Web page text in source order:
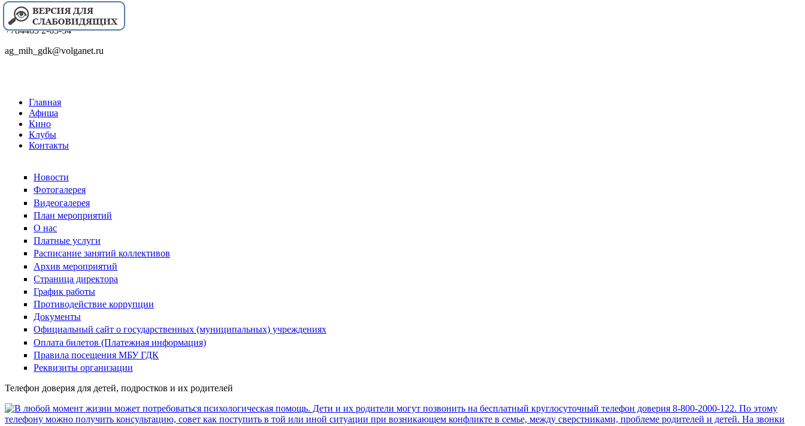
+784463 2-63-54
ag_mih_gdk@volganet.ru
Главная
Афиша
Кино
Клубы
Контакты
Новости
Фотогалерея
Видеогалерея
План мероприятий
О нас
Платные услуги
Расписание занятий коллективов
Архив мероприятий
Страница директора
График работы
Противодействие коррупции
Документы
Официальный сайт о государственных (муниципальных) учреждениях
Оплата билетов (Платежная информация)
Правила посещения МБУ ГДК
Реквизиты организации
Телефон доверия для детей, подростков и их родителей